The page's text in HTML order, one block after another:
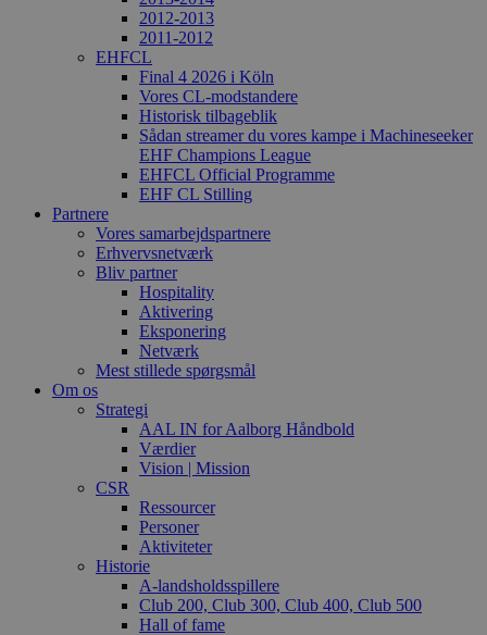
2012-2013
2011-2012
EHFCL
Final 4 2026 i Köln
Vores CL-modstandere
Historisk tilbageblik
Sådan streamer du vores kampe i Machineseeker
EHF Champions League
EHFCL Official Programme
EHF CL Stilling
Partnere
Vores samarbejdspartnere
Erhvervsnetværk
Bliv partner
Hospitality
Aktivering
Eksponering
Netværk
Mest stillede spørgsmål
Om os
Strategi
AAL IN for Aalborg Håndbold
Værdier
Vision | Mission
CSR
Ressourcer
Personer
Aktiviteter
Historie
A-landsholdsspillere
Club 200, Club 300, Club 400, Club 500
Hall of fame